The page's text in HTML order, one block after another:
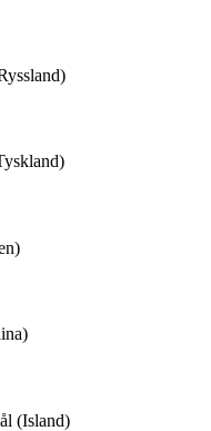
(Island)